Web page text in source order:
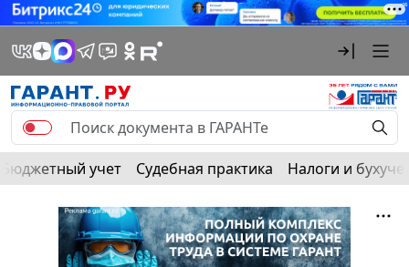
Бюджетный учет Судебная практика Налоги и